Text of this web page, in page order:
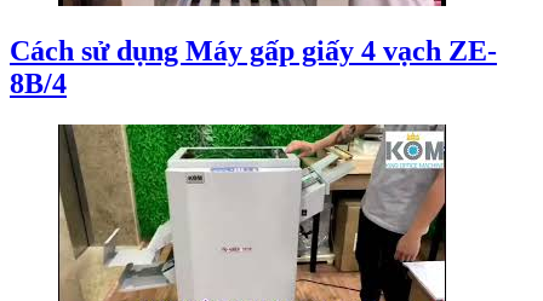
Cách sử dụng Máy gấp giấy 4 vạch ZE-
8B/4